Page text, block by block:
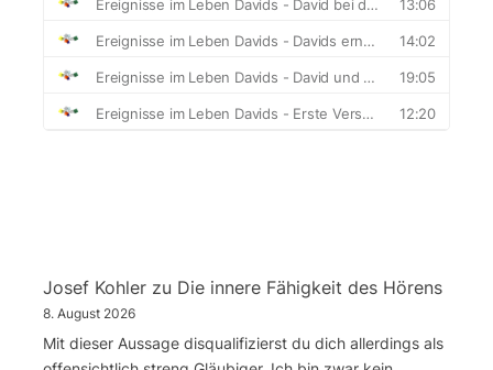
Josef Kohler zu Die innere Fähigkeit des Hörens
8. August 2026
Mit dieser Aussage disqualifizierst du dich allerdings als